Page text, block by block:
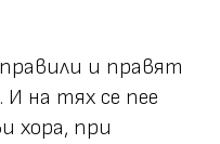
и правят
на тях се пее
хора, при